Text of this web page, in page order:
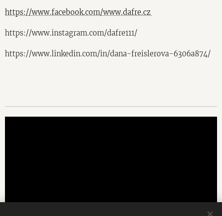
https://www.facebook.com/www.dafre.cz
https://www.instagram.com/dafre111/
https://www.linkedin.com/in/dana-freislerova-6306a874/